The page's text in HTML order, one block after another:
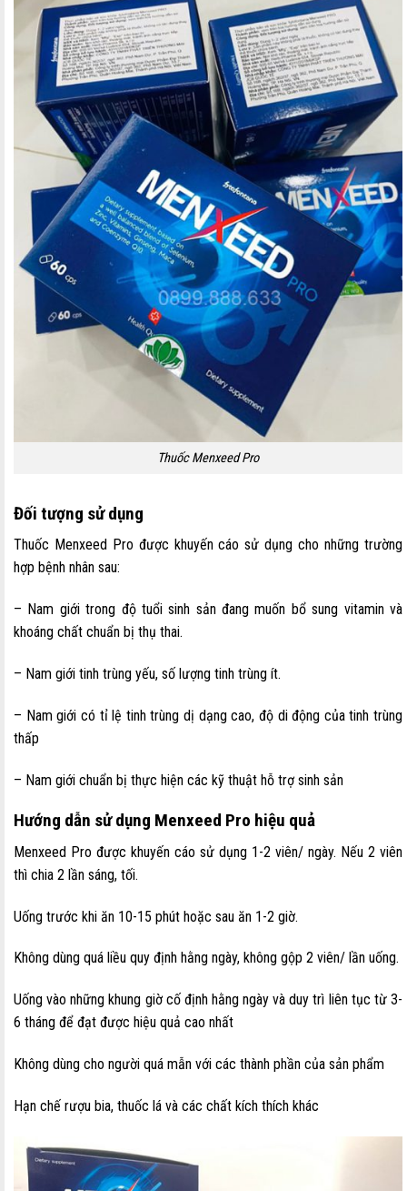
Thuốc Menxeed Pro
Đối tượng sử dụng
Thuốc Menxeed Pro được khuyến cáo sử dụng cho những trường
hợp bệnh nhân sau:
– Nam giới trong độ tuổi sinh sản đang muốn bổ sung vitamin và
khoáng chất chuẩn bị thụ thai.
– Nam giới tinh trùng yếu, số lượng tinh trùng ít.
– Nam giới có tỉ lệ tinh trùng dị dạng cao, độ di động của tinh trùng
thấp
– Nam giới chuẩn bị thực hiện các kỹ thuật hỗ trợ sinh sản
Hướng dẫn sử dụng Menxeed Pro hiệu quả
Menxeed Pro được khuyến cáo sử dụng 1-2 viên/ ngày. Nếu 2 viên
thì chia 2 lần sáng, tối.
Uống trước khi ăn 10-15 phút hoặc sau ăn 1-2 giờ.
Không dùng quá liều quy định hằng ngày, không gộp 2 viên/ lần uống.
Uống vào những khung giờ cố định hằng ngày và duy trì liên tục từ 3-
6 tháng để đạt được hiệu quả cao nhất
Không dùng cho người quá mẫn với các thành phần của sản phẩm
Hạn chế rượu bia, thuốc lá và các chất kích thích khác